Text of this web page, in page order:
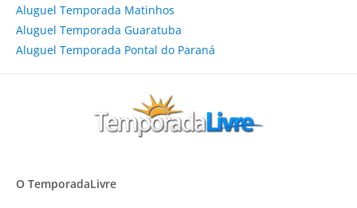
Aluguel Temporada Matinhos
Aluguel Temporada Guaratuba
Aluguel Temporada Pontal do Paraná
O TemporadaLivre